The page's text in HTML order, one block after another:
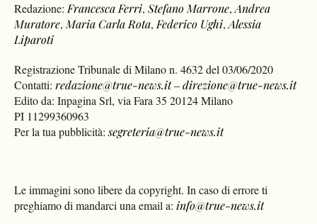
Redazione: Francesca Ferri,Stefano Marrone,Andrea
Muratore, Maria Carla Rota, Federico Ughi,Alessia
Liparoti
Registrazione Tribunale di Milano n. 4632 del 03/06/2020
Contatti:redazione@true-news.it–direzione@true-news.it
Edito da: Inpagina Srl, via Fara 35 20124 Milano
PI 11299360963
Per la tua pubblicità:segreteria@true-news.it
Le immagini sono libere da copyright. In caso di errore ti
preghiamo di mandarci una email a: info@true-news.it